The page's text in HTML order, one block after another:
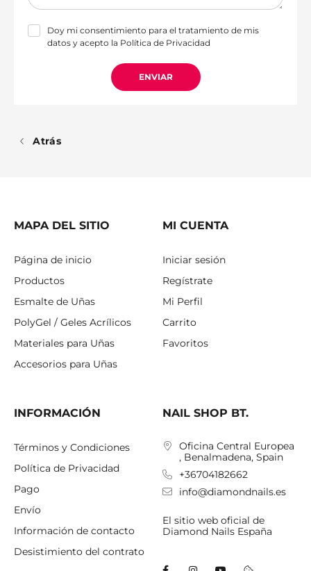
Doy mi consentimiento para el tratamiento de mis
datos y acepto la Política de Privacidad
ENVIAR
Atrás
MAPA DEL SITIO
Página de inicio
Productos
Esmalte de Uñas
PolyGel / Geles Acrílicos
Materiales para Uñas
Accesorios para Uñas
MI CUENTA
Iniciar sesión
Regístrate
Mi Perfil
Carrito
Favoritos
INFORMACIÓN
Términos y Condiciones
Política de Privacidad
Pago
Envío
Información de contacto
Desistimiento del contrato
NAIL SHOP BT.
Oficina Central Europea
, Benalmadena, Spain
+36704182662
info@diamondnails.es
El sitio web oficial de
Diamond Nails España